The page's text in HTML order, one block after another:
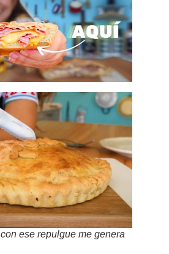
ese repulgue me genera